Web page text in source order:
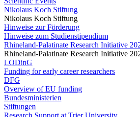
Nikolaus Koch Stiftung
Nikolaus Koch Stiftung
Hinweise zur Förderung
Hinweise zum Studienstipendium
Rhineland-Palatinate Research Initiative
Rhineland-Palatinate Research Initiative
LODinG
Funding for early career researchers
DFG
Overview of EU funding
Bundesministerien
Stiftungen
Research Support at Trier University